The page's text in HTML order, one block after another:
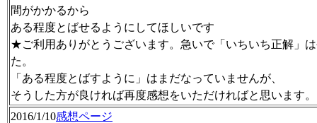
間がかかるから
ある程度とばせるようにしてほしいです
★ご利用ありがとうございます。急いで「いちいち正解」
た。
「ある程度とばすように」はまだなっていませんが、
そうした方が良ければ再度感想をいただければと思います。
2016/1/10感想ページ